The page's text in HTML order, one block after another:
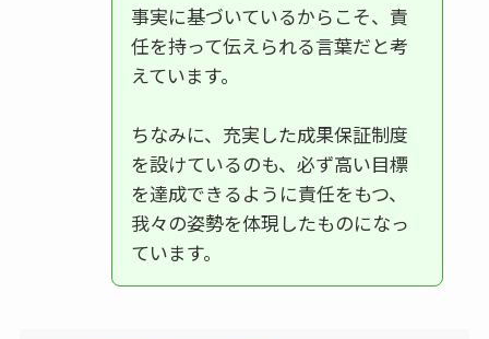
事実に基づいているからこそ、責
任を持って伝えられる言葉だと考
えています。
ちなみに、充実した成果保証制度
を設けているのも、必ず高い目標
を達成できるように責任をもつ、
我々の姿勢を体現したものになっ
ています。